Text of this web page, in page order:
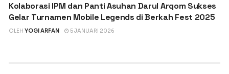
Kolaborasi IPM dan Panti Asuhan Darul Arqom Sukses
Gelar Turnamen Mobile Legends di Berkah Fest 2025
OLEH YOGI ARFAN 5 JANUARI 2026